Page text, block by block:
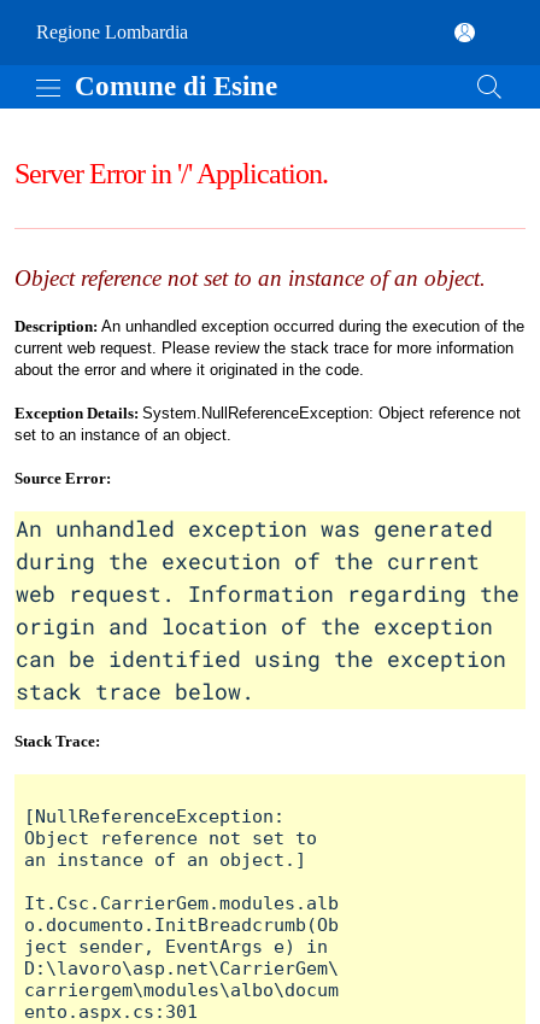
Comune di Esine
Regione Lombardia
Comune di Esine
Server Error in '/' Application.
Object reference not set to an instance of an object.
Description: An unhandled exception occurred during the execution of the
current web request. Please review the stack trace for more information
about the error and where it originated in the code.
Exception Details: System.NullReferenceException: Object reference not
set to an instance of an object.
Source Error:
An unhandled exception was generated
during the execution of the current
web request. Information regarding the
origin and location of the exception
can be identified using the exception
stack trace below.
Stack Trace:
[NullReferenceException:
Object reference not set to
an instance of an object.]
It.Csc.CarrierGem.modules.alb
o.documento.InitBreadcrumb(Ob
ject sender, EventArgs e) in
D:\lavoro\asp.net\CarrierGem\
carriergem\modules\albo\docum
ento.aspx.cs:301